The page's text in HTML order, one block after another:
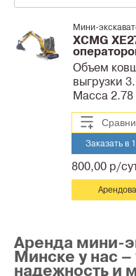
Мини-
XСMG
Объем
выгрузки
Масса 2.78
800,00 р/
Заказать в
Аренда мини-
Минске у нас –
надежность и